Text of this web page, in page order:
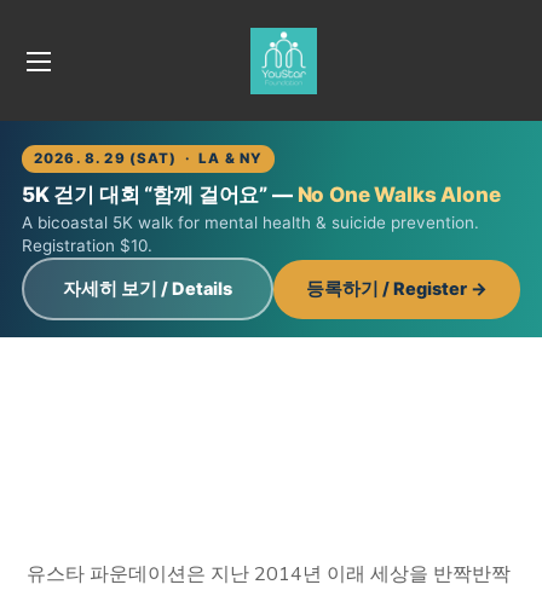
2026. 8. 29 (SAT) · LA & NY
5K 걷기 대회 “함께 걸어요” — No One Walks Alone
A bicoastal 5K walk for mental health & suicide prevention.
Registration $10.
자세히 보기 / Details 등록하기 / Register →
유스타 파운데이션은 지난 2014년 이래 세상을 반짝반짝